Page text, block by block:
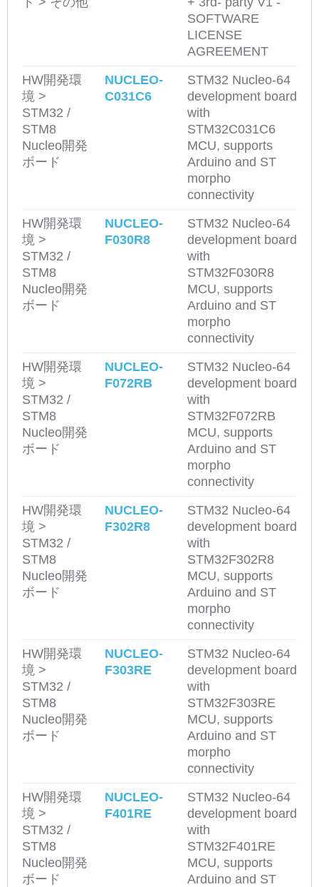
SOFTWARE
LICENSE
AGREEMENT
HW開発環
境 >
STM32 /
STM8
Nucleo開発
ボード
NUCLEO-
C031C6
STM32 Nucleo-64
development board
with
STM32C031C6
MCU, supports
Arduino and ST
morpho
connectivity
HW開発環
境 >
STM32 /
STM8
Nucleo開発
ボード
NUCLEO-
F030R8
STM32 Nucleo-64
development board
with
STM32F030R8
MCU, supports
Arduino and ST
morpho
connectivity
HW開発環
境 >
STM32 /
STM8
Nucleo開発
ボード
NUCLEO-
F072RB
STM32 Nucleo-64
development board
with
STM32F072RB
MCU, supports
Arduino and ST
morpho
connectivity
HW開発環
境 >
STM32 /
STM8
Nucleo開発
ボード
NUCLEO-
F302R8
STM32 Nucleo-64
development board
with
STM32F302R8
MCU, supports
Arduino and ST
morpho
connectivity
HW開発環
境 >
STM32 /
STM8
Nucleo開発
ボード
NUCLEO-
F303RE
STM32 Nucleo-64
development board
with
STM32F303RE
MCU, supports
Arduino and ST
morpho
connectivity
HW開発環
境 >
STM32 /
STM8
Nucleo開発
ボード
NUCLEO-
F401RE
STM32 Nucleo-64
development board
with
STM32F401RE
MCU, supports
Arduino and ST